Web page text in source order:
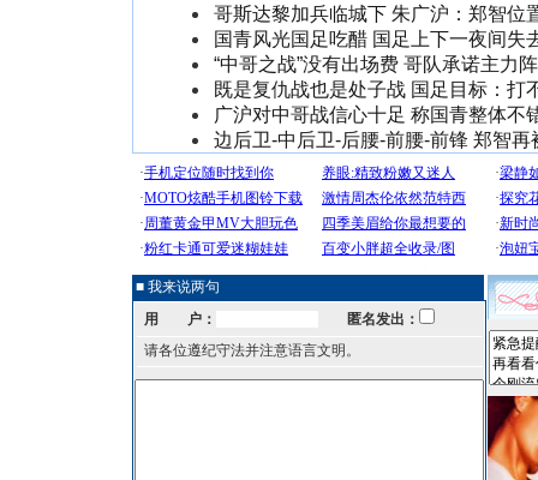
哥斯达黎加兵临城下 朱广沪：郑智位
国青风光国足吃醋 国足上下一夜间失
“中哥之战”没有出场费 哥队承诺主力
既是复仇战也是处子战 国足目标：打
广沪对中哥战信心十足 称国青整体不
边后卫-中后卫-后腰-前腰-前锋 郑智再
■ 我来说两句
用 户：
匿名发出：
请各位遵纪守法并注意语言文明。